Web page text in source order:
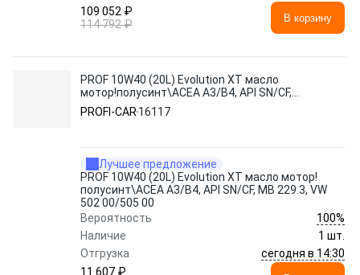
109 052 ₽
114 792 ₽
В корзину
PROF 10W40 (20L) Evolution XT масло
мотор!полусинт\ACEA A3/B4, API SN/CF,
MB 229.3, VW 502 00/505 00
PROFI-CAR 16117
Лучшее предложение
PROF 10W40 (20L) Evolution XT масло мотор!
полусинт\ACEA A3/B4, API SN/CF, MB 229.3, VW
502 00/505 00
Вероятность
100%
Наличие
1 шт.
Отгрузка
сегодня в 14:30
11 607 ₽